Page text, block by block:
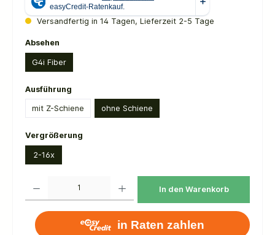
Versandfertig in 14 Tagen, Lieferzeit 2-5 Tage
Absehen
G4i Fiber
Ausführung
mit Z-Schiene ohne Schiene
Vergrößerung
2-16x
In den Warenkorb